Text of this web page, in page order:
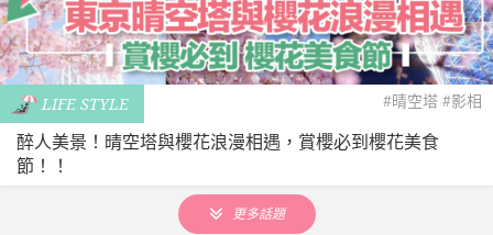
LIFE STYLE #晴空塔 #影相
醉人美景！晴空塔與櫻花浪漫相遇，賞櫻必到櫻花美食
節！！
更多話題